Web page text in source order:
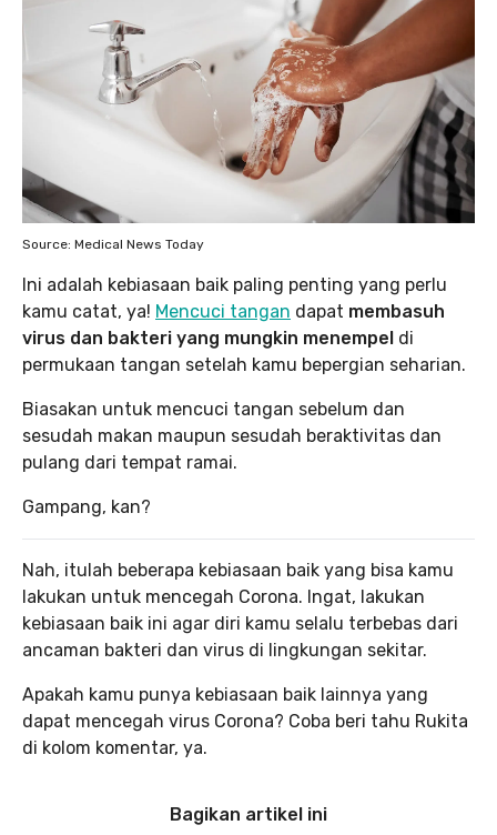
Source: Medical News Today
Ini adalah kebiasaan baik paling penting yang perlu
kamu catat, ya! Mencuci tangan dapat membasuh
virus dan bakteri yang mungkin menempel di
permukaan tangan setelah kamu bepergian seharian.
Biasakan untuk mencuci tangan sebelum dan
sesudah makan maupun sesudah beraktivitas dan
pulang dari tempat ramai.
Gampang, kan?
Nah, itulah beberapa kebiasaan baik yang bisa kamu
lakukan untuk mencegah Corona. Ingat, lakukan
kebiasaan baik ini agar diri kamu selalu terbebas dari
ancaman bakteri dan virus di lingkungan sekitar.
Apakah kamu punya kebiasaan baik lainnya yang
dapat mencegah virus Corona? Coba beri tahu Rukita
di kolom komentar, ya.
Bagikan artikel ini